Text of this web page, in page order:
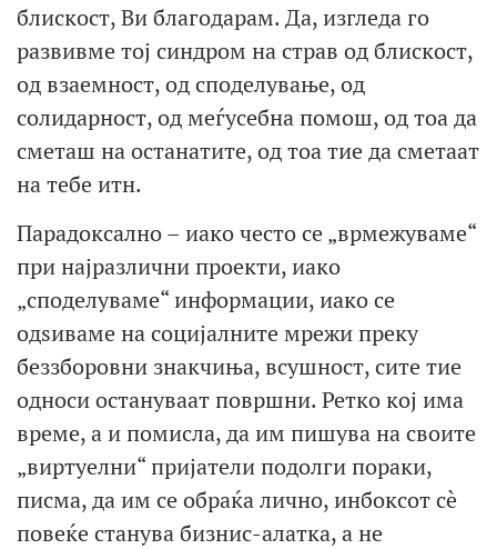
блискост, Ви благодарам. Да, изгледа го
развивме тој синдром на страв од блискост,
од взаемност, од споделување, од
солидарност, од меѓусебна помош, од тоа да
сметаш на останатите, од тоа тие да сметаат
на тебе итн.
Парадоксално – иако често се „врмежуваме“
при најразлични проекти, иако
„споделуваме“ информации, иако се
одѕиваме на социјалните мрежи преку
беззборовни знакчиња, всушност, сите тие
односи остануваат површни. Ретко кој има
време, а и помисла, да им пишува на своите
„виртуелни“ пријатели подолги пораки,
писма, да им се обраќа лично, инбоксот сè
повеќе станува бизнис-алатка, а не